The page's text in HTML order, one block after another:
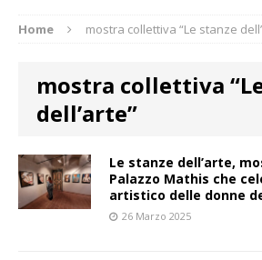
Home mostra collettiva “Le stanze
mostra collettiva
dell’arte”
Le stanze dell’arte,
Palazzo Mathis che
artistico delle donne
26 Marzo 2025